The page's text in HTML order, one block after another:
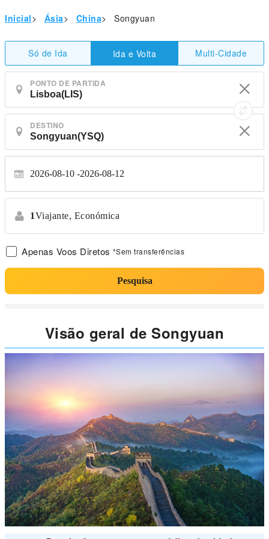
Inicial> Ásia> China> Songyuan
Só de Ida Ida e Volta Multi-Cidade
PONTO DE PARTIDA
DESTINO
2026-08-10 2026-08-12
1Viajante, Económica
Apenas Voos Diretos *Sem transferências
Pesquisa
Visão geral de Songyuan